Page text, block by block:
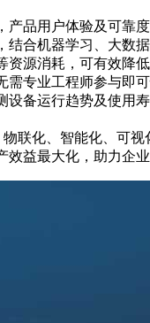
产品用户体验及可靠
结合机器学习、大数
资源消耗，可有效降
需专业工程师参与即
设备运行趋势及使用
物联化 、智能化、可
效益最大化，助力企